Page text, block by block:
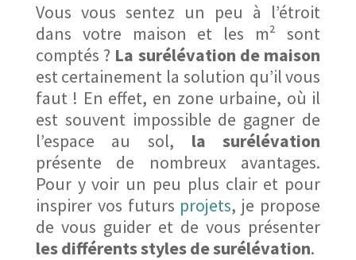
Vous vous sentez un peu à l’étroit
dans votre maison et les m² sont
comptés ? La surélévation de maison
est certainement la solution qu’il vous
faut ! En effet, en zone urbaine, où il
est souvent impossible de gagner de
l’espace au sol, la surélévation
présente de nombreux avantages.
Pour y voir un peu plus clair et pour
inspirer vos futurs projets, je propose
de vous guider et de vous présenter
les différents styles de surélévation.